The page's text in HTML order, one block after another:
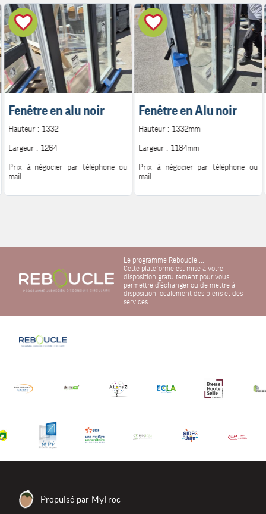
Fenêtre en alu noir
Hauteur : 1332
Largeur : 1264
Prix à négocier par téléphone ou
mail.
Pour plus d'information.
Fenêtre en Alu noir
Hauteur : 1332mm
Largeur : 1184mm
Prix à négocier par téléphone ou
mail.
Pour plus d'information.
Le programme Reboucle ...
Cette plateforme est mise à votre
disposition gratuitement pour vous
permettre d'échanger ou de mettre à
disposition localement des biens et des
services
Propulsé par MyTroc